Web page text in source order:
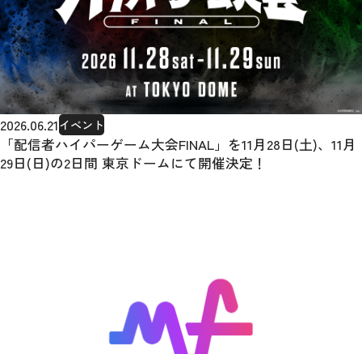
2026.06.21イベント
「配信者ハイパーゲーム大会FINAL」を11月28日(土)、11月
29日(日)の2日間 東京ドームにて開催決定！